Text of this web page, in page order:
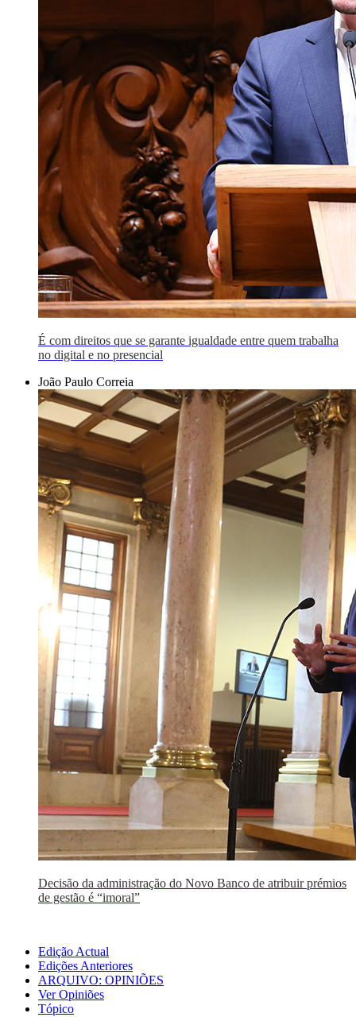
É com direitos que se garante igualdade entre quem trabalha
no digital e no presencial
João Paulo Correia
Decisão da administração do Novo Banco de atribuir prémios
de gestão é “imoral”
Edição Actual
Edições Anteriores
ARQUIVO: OPINIÕES
Ver Opiniões
Tópico